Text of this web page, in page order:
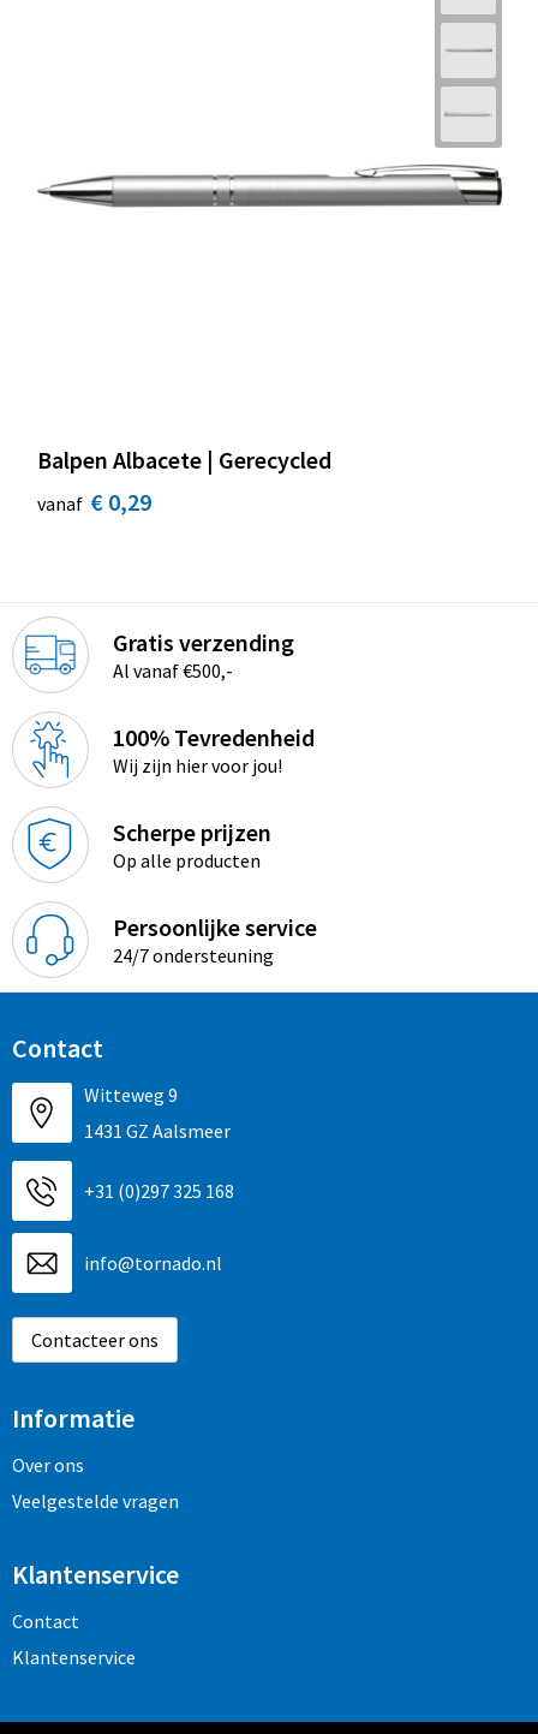
Balpen Albacete | Gerecycled
vanaf € 0,29
Gratis verzending
Al vanaf €500,-
100% Tevredenheid
Wij zijn hier voor jou!
Scherpe prijzen
Op alle producten
Persoonlijke service
24/7 ondersteuning
Contact
Witteweg 9
1431 GZ Aalsmeer
+31 (0)297 325 168
info@tornado.nl
Contacteer ons
Informatie
Over ons
Veelgestelde vragen
Klantenservice
Contact
Klantenservice